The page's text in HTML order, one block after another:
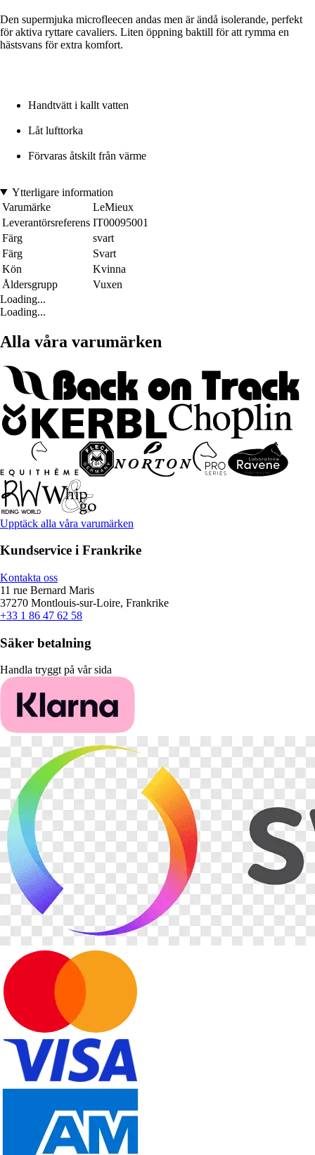
Den supermjuka microfleecen andas men är ändå isolerande, perfekt
för aktiva ryttare cavaliers. Liten öppning baktill för att rymma en
hästsvans för extra komfort.
Handtvätt i kallt vatten
Låt lufttorka
Förvaras åtskilt från värme
Ytterligare information
Varumärke
LeMieux
Leverantörsreferens IT00095001
Färg
svart
Färg
Svart
Kön
Kvinna
Åldersgrupp
Vuxen
Loading...
Loading...
Alla våra varumärken
Upptäck alla våra varumärken
Kundservice i Frankrike
Kontakta oss
11 rue Bernard Maris
37270 Montlouis-sur-Loire, Frankrike
+33 1 86 47 62 58
Säker betalning
Handla tryggt på vår sida